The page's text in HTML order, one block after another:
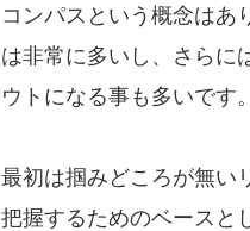
コンパスという概念はあ
は非常に多いし、さらに
ウトになる事も多いです。
最初は掴みどころが無い
把握するためのベース